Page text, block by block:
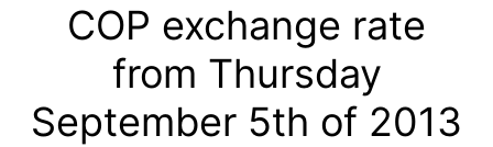
COP exchange rate
from Thursday
September 5th of 2013